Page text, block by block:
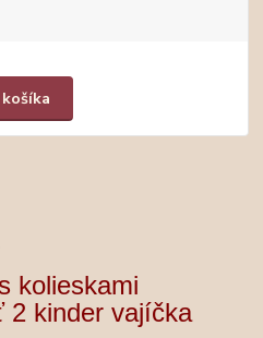
kolieskami
2 kinder vajíčka